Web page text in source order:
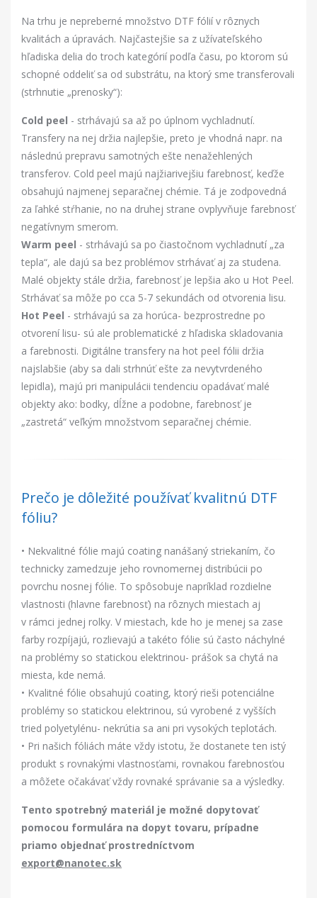
Na trhu je nepreberné množstvo DTF fólií v rôznych
kvalitách a úpravách. Najčastejšie sa z užívateľského
hľadiska delia do troch kategórií podľa času, po ktorom sú
schopné oddeliť sa od substrátu, na ktorý sme transferovali
(strhnutie „prenosky“):
Cold peel - strhávajú sa až po úplnom vychladnutí.
Transfery na nej držia najlepšie, preto je vhodná napr. na
následnú prepravu samotných ešte nenažehlených
transferov. Cold peel majú najžiarivejšiu farebnosť, keďže
obsahujú najmenej separačnej chémie. Tá je zodpovedná
za ľahké stŕhanie, no na druhej strane ovplyvňuje farebnosť
negatívnym smerom.
Warm peel - strhávajú sa po čiastočnom vychladnutí „za
tepla“, ale dajú sa bez problémov strhávať aj za studena.
Malé objekty stále držia, farebnosť je lepšia ako u Hot Peel.
Strhávať sa môže po cca 5-7 sekundách od otvorenia lisu.
Hot Peel - strhávajú sa za horúca- bezprostredne po
otvorení lisu- sú ale problematické z hľadiska skladovania
a farebnosti. Digitálne transfery na hot peel fólii držia
najslabšie (aby sa dali strhnúť ešte za nevytvrdeného
lepidla), majú pri manipulácii tendenciu opadávať malé
objekty ako: bodky, dĺžne a podobne, farebnosť je
„zastretá“ veľkým množstvom separačnej chémie.
Prečo je dôležité používať kvalitnú DTF
fóliu?
• Nekvalitné fólie majú coating nanášaný striekaním, čo
technicky zamedzuje jeho rovnomernej distribúcii po
povrchu nosnej fólie. To spôsobuje napríklad rozdielne
vlastnosti (hlavne farebnosť) na rôznych miestach aj
v rámci jednej rolky. V miestach, kde ho je menej sa zase
farby rozpíjajú, rozlievajú a takéto fólie sú často náchylné
na problémy so statickou elektrinou- prášok sa chytá na
miesta, kde nemá.
• Kvalitné fólie obsahujú coating, ktorý rieši potenciálne
problémy so statickou elektrinou, sú vyrobené z vyšších
tried polyetylénu- nekrútia sa ani pri vysokých teplotách.
• Pri našich fóliách máte vždy istotu, že dostanete ten istý
produkt s rovnakými vlastnosťami, rovnakou farebnosťou
a môžete očakávať vždy rovnaké správanie sa a výsledky.
Tento spotrebný materiál je možné dopytovať
pomocou formulára na dopyt tovaru, prípadne
priamo objednať prostredníctvom
export@nanotec.sk